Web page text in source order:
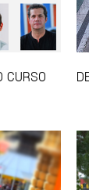
CURSO